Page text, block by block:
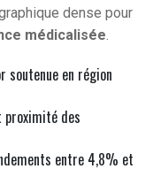
dense pour
médicalisée
soutenue en région
des
entre 4,8% et